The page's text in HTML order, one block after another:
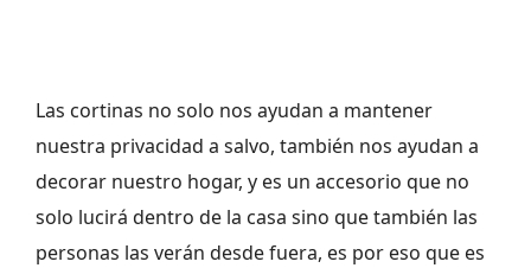
Las cortinas no solo nos ayudan a mantener
nuestra privacidad a salvo, también nos ayudan a
decorar nuestro hogar, y es un accesorio que no
solo lucirá dentro de la casa sino que también las
personas las verán desde fuera, es por eso que es